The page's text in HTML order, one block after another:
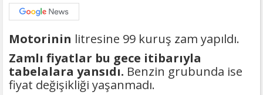
Motorinin litresine 99 kuruş zam yapıldı.
Zamlı fiyatlar bu gece itibarıyla
tabelalara yansıdı. Benzin grubunda ise
fiyat değişikliği yaşanmadı.